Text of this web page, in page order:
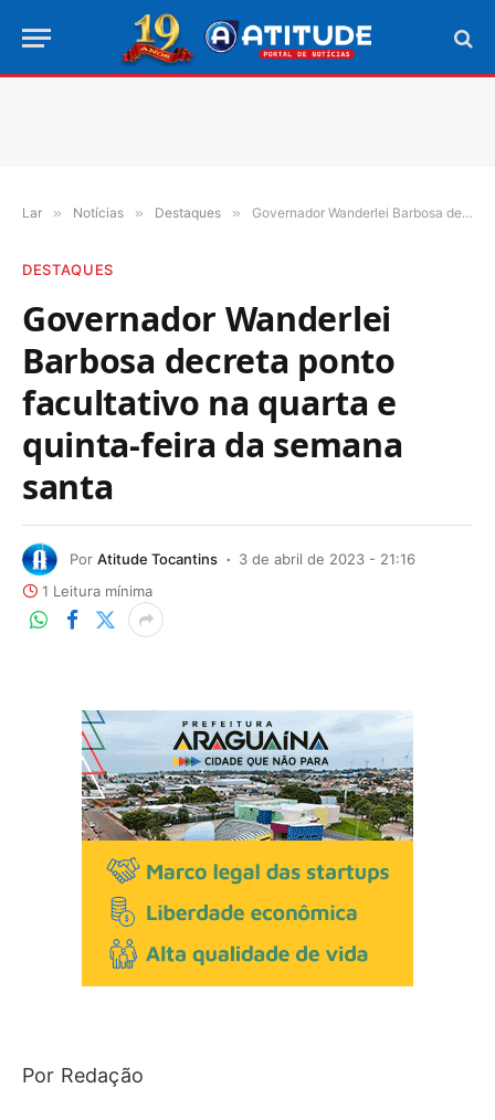
Lar » Notícias » Destaques » Governador Wanderlei Barbosa decreta ponto facultativo na quarta e quinta-feira da semana santa
DESTAQUES
Governador Wanderlei
Barbosa decreta ponto
facultativo na quarta e
quinta-feira da semana
santa
Por Atitude Tocantins
3 de abril de 2023 - 21:16
1 Leitura mínima
Por Redação